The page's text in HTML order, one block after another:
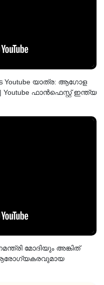
Youtube യാത്ര: ആഗോള
ഫാൻഫെസ്റ്റ് ഇന്ത്യ
മോദിയും അങ്കിത്